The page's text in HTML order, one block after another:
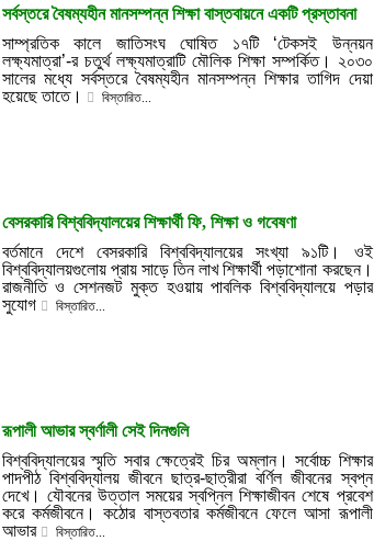
সর্বস্তরে বৈষম্যহীন মানসম্পন্ন শিক্ষা বাস্তবায়নে একটি প্রস্তাবনা
সাম্প্রতিক কালে জাতিসংঘ ঘোষিত ১৭টি ‘টেকসই উন্নয়ন
লক্ষ্যমাত্রা’-র চতুর্থ লক্ষ্যমাত্রাটি মৌলিক শিক্ষা সম্পর্কিত। ২০৩০
সালের মধ্যে সর্বস্তরে বৈষম্যহীন মানসম্পন্ন শিক্ষার তাগিদ দেয়া
হয়েছে তাতে।
বিস্তারিত...
বেসরকারি বিশ্ববিদ্যালয়ের শিক্ষার্থী ফি, শিক্ষা ও গবেষণা
বর্তমানে দেশে বেসরকারি বিশ্ববিদ্যালয়ের সংখ্যা ৯১টি। ওই
বিশ্ববিদ্যালয়গুলোয় প্রায় সাড়ে তিন লাখ শিক্ষার্থী পড়াশোনা করছেন।
রাজনীতি ও সেশনজট মুক্ত হওয়ায় পাবলিক বিশ্ববিদ্যালয়ে পড়ার
সুযোগ
বিস্তারিত...
রূপালী আভার স্বর্ণালী সেই দিনগুলি
বিশ্ববিদ্যালয়ের স্মৃতি সবার ক্ষেত্রেই চির অম্লান। সর্বোচ্চ শিক্ষার
পাদপীঠ বিশ্ববিদ্যালয় জীবনে ছাত্র-ছাত্রীরা বর্ণিল জীবনের স্বপ্ন
দেখে। যৌবনের উত্তাল সময়ের স্বপ্নিল শিক্ষাজীবন শেষে প্রবেশ
করে কর্মজীবনে। কঠোর বাস্তবতার কর্মজীবনে ফেলে আসা রূপালী
আভার
বিস্তারিত...